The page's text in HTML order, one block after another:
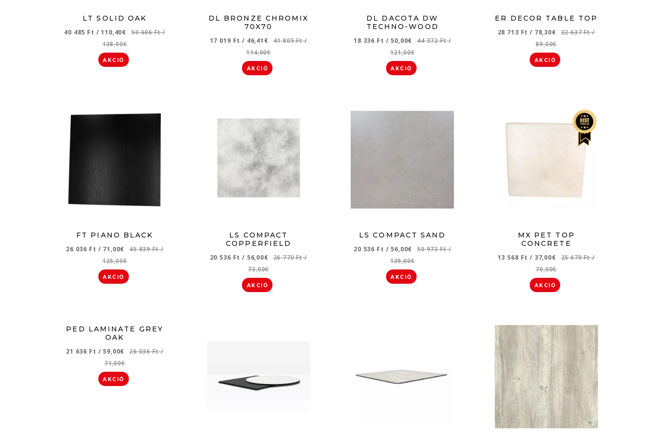
LT SOLID OAK
40 485 Ft / 110,40€ 50 606 Ft/
138,00€
AKCIÓ
DL BRONZE CHROMIX
70X70
17 019 Ft/ 46,41€ 41 805 Ft/
114,00€
AKCIÓ
DL DACOTA DW
TECHNO-WOOD
18 336 Ft / 50,00€ 44 372 Ft/
121,00€
AKCIÓ
ER DECOR TABLE TOP
28 713 Ft/ 78,30€ 32 637 Ft/
89,00€
AKCIÓ
FT PIANO BLACK
26 036 Ft / 71,00€ 45 839 Ft/
125,00€
AKCIÓ
LS COMPACT
COPPERFIELD
20 536 Ft/ 56,00€ 26 770 Ft/
73,00€
AKCIÓ
LS COMPACT SAND
20 536 Ft / 56,00€ 50 973 Ft/
139,00€
AKCIÓ
MX PET TOP
CONCRETE
13 568 Ft/ 37,00€ 25 670 Ft/
70,00€
AKCIÓ
PED LAMINATE GREY
OAK
21 636 Ft / 59,00€ 26 036 Ft/
71,00€
AKCIÓ